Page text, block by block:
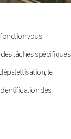
vous
tâches spécifiques
le
des